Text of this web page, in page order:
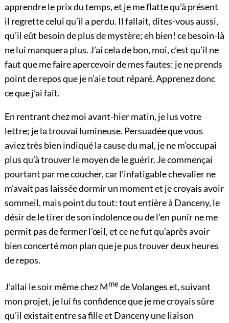
apprendre le prix du temps, et je me flatte qu’à présent
il regrette celui qu’il a perdu. Il fallait, dites-vous aussi,
qu’il eût besoin de plus de mystère; eh bien! ce besoin-là
ne lui manquera plus. J’ai cela de bon, moi, c’est qu’il ne
faut que me faire apercevoir de mes fautes: je ne prends
point de repos que je n’aie tout réparé. Apprenez donc
ce que j’ai fait.
En rentrant chez moi avant-hier matin, je lus votre
lettre; je la trouvai lumineuse. Persuadée que vous
aviez très bien indiqué la cause du mal, je ne m’occupai
plus qu’à trouver le moyen de le guérir. Je commençai
pourtant par me coucher, car l’infatigable chevalier ne
m’avait pas laissée dormir un moment et je croyais avoir
sommeil, mais point du tout: tout entière à Danceny, le
désir de le tirer de son indolence ou de l’en punir ne me
permit pas de fermer l’œil, et ce ne fut qu’après avoir
bien concerté mon plan que je pus trouver deux heures
de repos.
J’allai le soir même chez Mmede Volanges et, suivant
mon projet, je lui fis confidence que je me croyais sûre
qu’il existait entre sa fille et Danceny une liaison